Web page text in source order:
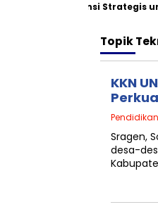
Peta Potensi Strategis
Topik
KKN
Pendidikan
Sragen,
desa-